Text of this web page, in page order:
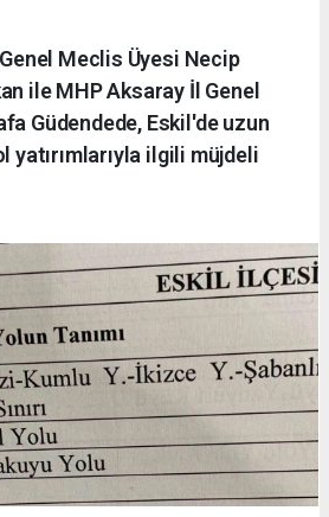
Meclis Üyesi Necip
ile MHP Aksaray İl Genel
Güdendede, Eskil'de uzun
yatırımlarıyla ilgili müjdeli